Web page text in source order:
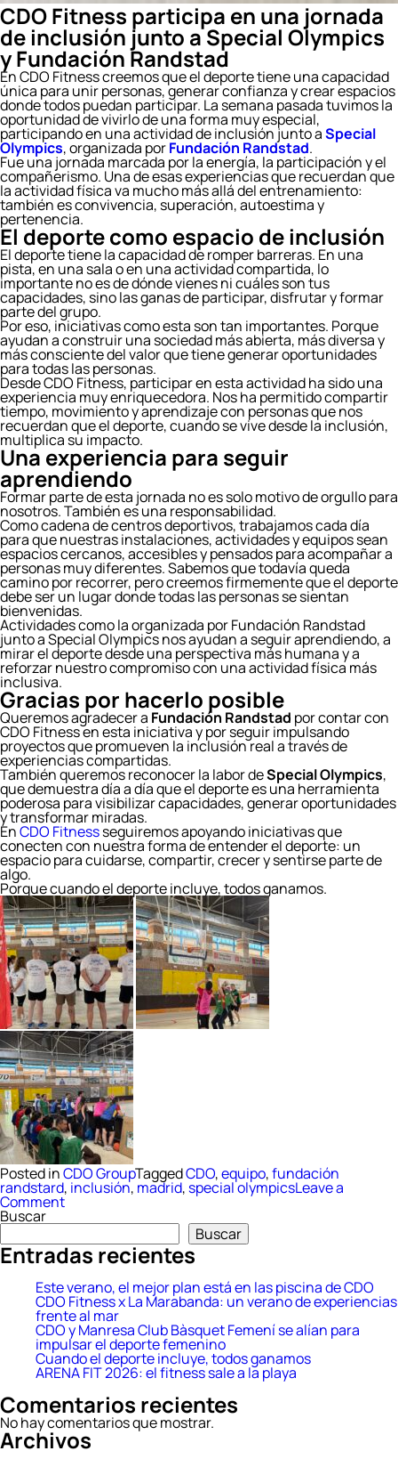
CDO Fitness participa en una jornada
de inclusión junto a Special Olympics
y Fundación Randstad
En CDO Fitness creemos que el deporte tiene una capacidad
única para unir personas, generar confianza y crear espacios
donde todos puedan participar. La semana pasada tuvimos la
oportunidad de vivirlo de una forma muy especial,
participando en una actividad de inclusión junto aSpecial
Olympics, organizada porFundación Randstad.
Fue una jornada marcada por la energía, la participación y el
compañerismo. Una de esas experiencias que recuerdan que
la actividad física va mucho más allá del entrenamiento:
también es convivencia, superación, autoestima y
pertenencia.
El deporte como espacio de inclusión
El deporte tiene la capacidad de romper barreras. En una
pista, en una sala o en una actividad compartida, lo
importante no es de dónde vienes ni cuáles son tus
capacidades, sino las ganas de participar, disfrutar y formar
parte del grupo.
Por eso, iniciativas como esta son tan importantes. Porque
ayudan a construir una sociedad más abierta, más diversa y
más consciente del valor que tiene generar oportunidades
para todas las personas.
Desde CDO Fitness, participar en esta actividad ha sido una
experiencia muy enriquecedora. Nos ha permitido compartir
tiempo, movimiento y aprendizaje con personas que nos
recuerdan que el deporte, cuando se vive desde la inclusión,
multiplica su impacto.
Una experiencia para seguir
aprendiendo
Formar parte de esta jornada no es solo motivo de orgullo para
nosotros. También es una responsabilidad.
Como cadena de centros deportivos, trabajamos cada día
para que nuestras instalaciones, actividades y equipos sean
espacios cercanos, accesibles y pensados para acompañar a
personas muy diferentes. Sabemos que todavía queda
camino por recorrer, pero creemos firmemente que el deporte
debe ser un lugar donde todas las personas se sientan
bienvenidas.
Actividades como la organizada por Fundación Randstad
junto a Special Olympics nos ayudan a seguir aprendiendo, a
mirar el deporte desde una perspectiva más humana y a
reforzar nuestro compromiso con una actividad física más
inclusiva.
Gracias por hacerlo posible
Queremos agradecer a Fundación Randstad por contar con
CDO Fitness en esta iniciativa y por seguir impulsando
proyectos que promueven la inclusión real a través de
experiencias compartidas.
También queremos reconocer la labor deSpecial Olympics,
que demuestra día a día que el deporte es una herramienta
poderosa para visibilizar capacidades, generar oportunidades
y transformar miradas.
EnCDO Fitnessseguiremos apoyando iniciativas que
conecten con nuestra forma de entender el deporte: un
espacio para cuidarse, compartir, crecer y sentirse parte de
algo.
Porque cuando el deporte incluye, todos ganamos.
Posted inCDO GroupTaggedCDO,equipo,fundación
randstard, inclusión, madrid, special olympicsLeave a
Commenton
el
deporte
incluye,
ganamos
Buscar
Buscar
Entradas recientes
Este verano, el mejor plan está en las piscina de CDO
CDO Fitness x La Marabanda: un verano de experiencias
frente al mar
CDO y Manresa Club Bàsquet Femení se alían para
impulsar el deporte femenino
Cuando el deporte incluye, todos ganamos
ARENA FIT 2026: el fitness sale a la playa
Comentarios recientes
No hay comentarios que mostrar.
Archivos